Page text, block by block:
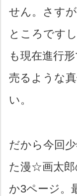
せん。さす
ところです
も現在進行
売るような
い。
だから今回
た漫☆画太郎
か3ページ。